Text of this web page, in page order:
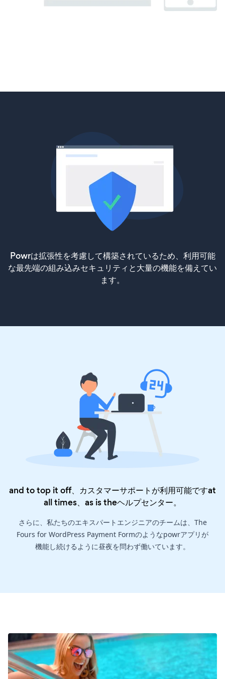
Powrは拡張性を考慮して構築されているため、利用可能
な最先端の組み込みセキュリティと大量の機能を備えてい
ます。
and to top it off、カスタマーサポートが利用可能ですat
all times、as is theヘルプセンター。
さらに、私たちのエキスパートエンジニアのチームは、The
Fours for WordPress Payment Formのようなpowrアプリが
機能し続けるように昼夜を問わず働いています。